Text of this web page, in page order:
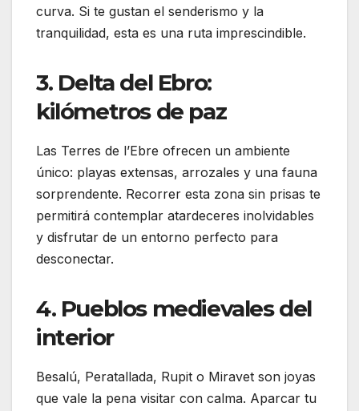
curva. Si te gustan el senderismo y la
tranquilidad, esta es una ruta imprescindible.
3. Delta del Ebro:
kilómetros de paz
Las Terres de l’Ebre ofrecen un ambiente
único: playas extensas, arrozales y una fauna
sorprendente. Recorrer esta zona sin prisas te
permitirá contemplar atardeceres inolvidables
y disfrutar de un entorno perfecto para
desconectar.
4. Pueblos medievales del
interior
Besalú, Peratallada, Rupit o Miravet son joyas
que vale la pena visitar con calma. Aparcar tu